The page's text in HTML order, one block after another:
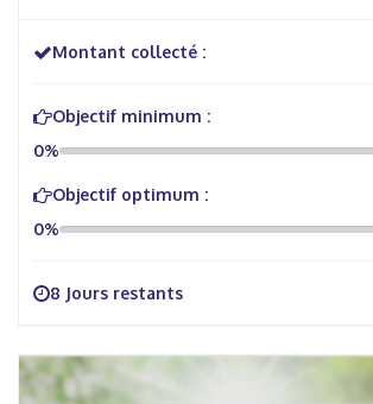
Montant collecté :
Objectif minimum :
0%
Objectif optimum :
0%
8 Jours restants